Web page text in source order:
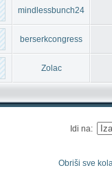
mindlessbunch24
berserkcongress
Zolac
Idi na:
Obriši sve